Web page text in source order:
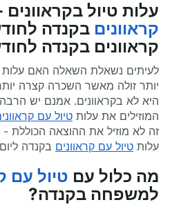
עלות טיול בקראוונים
קראוונים בקנדה
קראוונים בקנדה
לעיתים נשאלת השאלה האם עלות
יותר זולה מאשר השכרה קצרה
היא לא בקראוונים. אמנם יש
המוזילים את עלות טיול עם
זה לא מוזיל את ההוצאה הכוללת -
עלות טיול עם קראוונים בקנדה ליום
מה כלול עם טיול עם
למשפחה בקנדה?